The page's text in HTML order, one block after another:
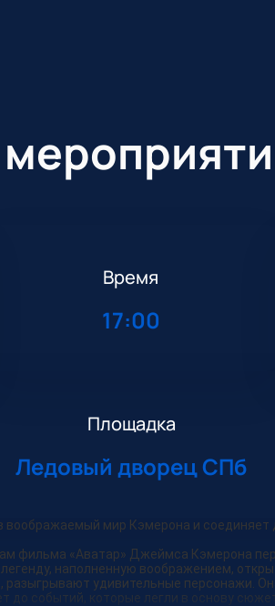
Время
17:00
Площадка
Ледовый дворец СПб
воображаемый мир Кэмерона и соединяет
фильма «Аватар» Джеймса Кэмерона
наполненную воображением,
разыгрывают удивительные персонажи.
до событий, которые легли в основу